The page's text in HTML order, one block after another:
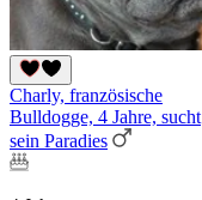
Charly, französische
Bulldogge, 4 Jahre, sucht
sein Paradies